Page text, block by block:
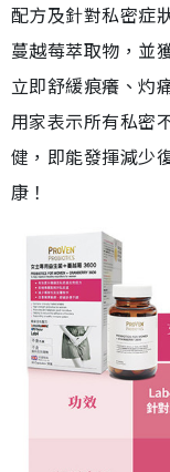
配方及針對私密症
蔓越莓萃取物，並
立即舒緩痕癢、灼
用家表示所有私密
健，即能發揮減少
康！